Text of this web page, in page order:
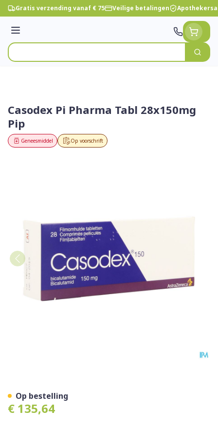
Ga naar de inhoud
Gratis verzending vanaf € 75 Veilige betalingen
Menu
Product, merk, categorie...
Zoek
Casodex Pi Pharma Tabl 28x150mg
Pip
Op voorschrift
Geneesmiddel
€ 135,64
Op bestelling